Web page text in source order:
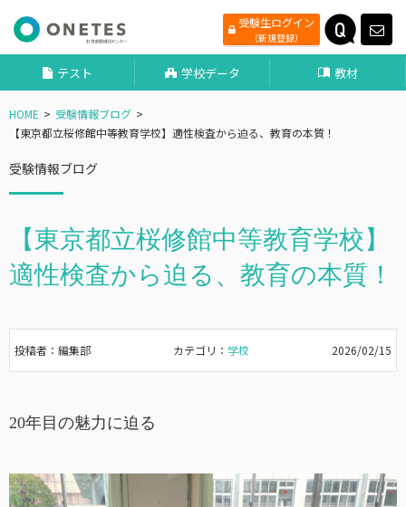
受験生ログイン
（新規登録）
テスト 学校データ 教材
HOME
受験情報ブログ
【東京都立桜修館中等教育学校】適性検査から迫る、教育の本質！
受験情報ブログ
【東京都立桜修館中等教育学校】
適性検査から迫る、教育の本質！
投稿者：編集部 カテゴリ： 学校 2026/02/15
20年目の魅力に迫る